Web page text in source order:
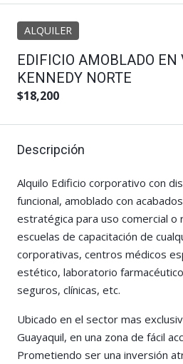
ALQUILER
EDIFICIO AMOBLADO EN
KENNEDY NORTE
$18,200
Descripción
Alquilo Edificio corporativo con
funcional, amoblado con
estratégica para uso comercial o
escuelas de capacitación de
corporativas, centros médicos
estético, laboratorio
seguros, clínicas, etc.
Ubicado en el sector mas
Guayaquil, en una zona de fácil
Prometiendo ser una inversión